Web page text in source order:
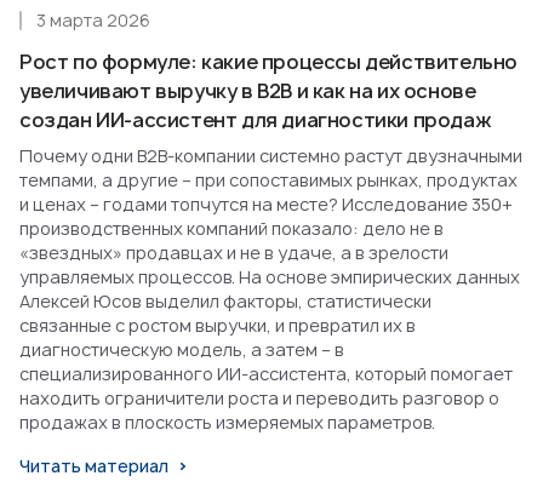
Рост по формуле: какие процессы действительно
увеличивают выручку в B2B и как на их основе
создан ИИ-ассистент для диагностики продаж
3 марта 2026
Почему одни B2B-компании системно растут двузначными
темпами, а другие – при сопоставимых рынках, продуктах
и ценах – годами топчутся на месте? Исследование 350+
производственных компаний показало: дело не в
«звездных» продавцах и не в удаче, а в зрелости
управляемых процессов. На основе эмпирических данных
Алексей Юсов выделил факторы, статистически
связанные с ростом выручки, и превратил их в
диагностическую модель, а затем – в
специализированного ИИ-ассистента, который помогает
находить ограничители роста и переводить разговор о
продажах в плоскость измеряемых параметров.
Читать материал